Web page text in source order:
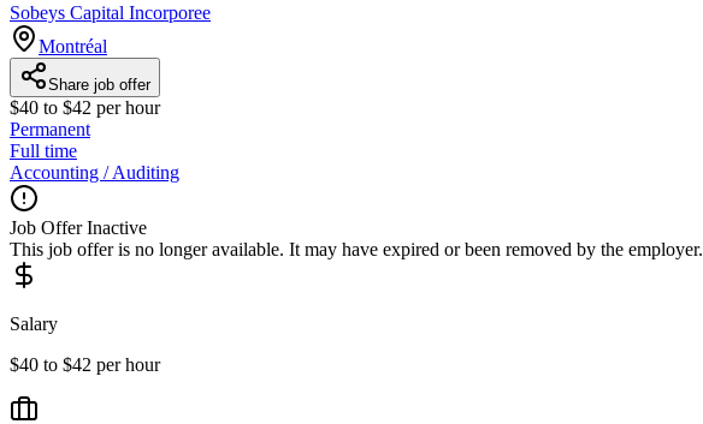
Sobeys Capital Incorporee
Montréal
Share job offer
$40 to $42 per hour
Permanent
Full time
Accounting / Auditing
Job Offer Inactive
This job offer is no longer available. It may have expired or been removed by the employer.
Salary
$40 to $42 per hour